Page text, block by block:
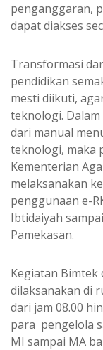
penganggaran,
dapat diakses
Transformasi
pendidikan
mesti diikuti,
teknologi.
dari manual
teknologi, maka
Kementerian
melaksanakan
penggunaan e-
Ibtidaiyah
Pamekasan.
Kegiatan Bimtek
dilaksanakan di
dari jam 08.00
para pengelola
MI sampai MA